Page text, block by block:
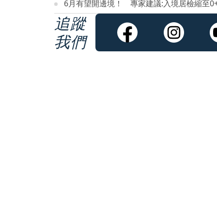
6月有望開邊境！ 專家建議:入境居檢縮至
追蹤
我們